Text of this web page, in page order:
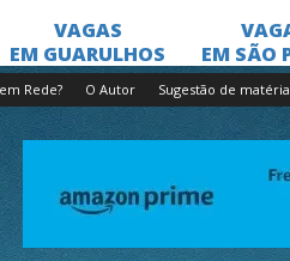
Rede? O Autor Sugestão de matéria